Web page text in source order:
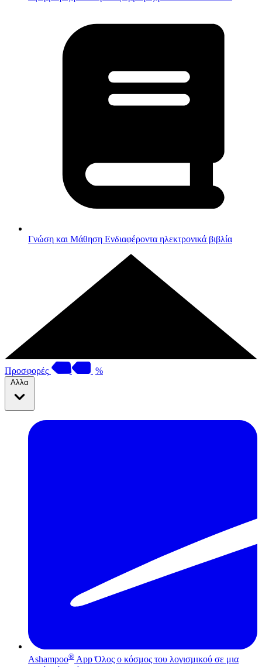
Γνώση και Μάθηση Ενδιαφέροντα ηλεκτρονικά βιβλία
Προσφορές %
Αλλα
Ashampoo® App Όλος ο κόσμος του λογισμικού σε μια